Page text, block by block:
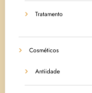
Tratamento
Cosméticos
Antiidade